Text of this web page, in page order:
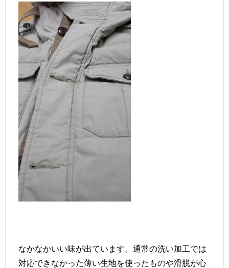
なかなかいい味が出ています。通常の洗い加工では
対応できなかった薄い生地を使ったものや滑脱が心